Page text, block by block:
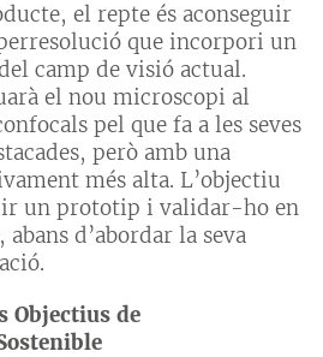
el repte és aconseguir
que incorpori un
camp de visió actual.
el nou microscopi al
pel que fa a les seves
però amb una
més alta. L’objectiu
un prototip i validar-ho en
d’abordar la seva
Objectius de